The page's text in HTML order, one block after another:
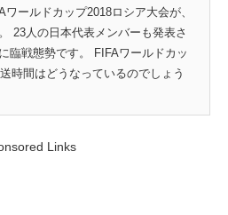
ールドカップ2018ロシア大会が、
23人の日本代表メンバーも発表さ
臨戦態勢です。 FIFAワールドカッ
時間はどうなっているのでしょう
Links